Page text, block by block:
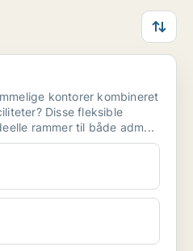
kontorer kombineret
Disse fleksible
rammer til både adm...